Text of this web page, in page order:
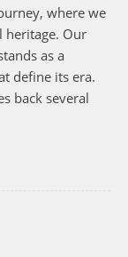
where we
heritage. Our
as a
define its era.
back several